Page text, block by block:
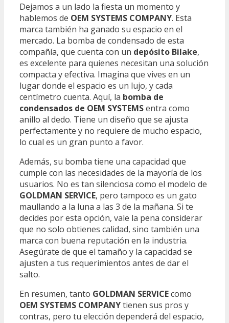
Dejamos a un lado la fiesta un momento y
hablemos de OEM SYSTEMS COMPANY. Esta
marca también ha ganado su espacio en el
mercado. La bomba de condensado de esta
compañía, que cuenta con un depósito Bilake,
es excelente para quienes necesitan una solución
compacta y efectiva. Imagina que vives en un
lugar donde el espacio es un lujo, y cada
centímetro cuenta. Aquí, la bomba de
condensados de OEM SYSTEMSentra como
anillo al dedo. Tiene un diseño que se ajusta
perfectamente y no requiere de mucho espacio,
lo cual es un gran punto a favor.
Además, su bomba tiene una capacidad que
cumple con las necesidades de la mayoría de los
usuarios. No es tan silenciosa como el modelo de
GOLDMAN SERVICE, pero tampoco es un gato
maullando a la luna a las 3 de la mañana. Si te
decides por esta opción, vale la pena considerar
que no solo obtienes calidad, sino también una
marca con buena reputación en la industria.
Asegúrate de que el tamaño y la capacidad se
ajusten a tus requerimientos antes de dar el
salto.
En resumen, tanto GOLDMAN SERVICEcomo
OEM SYSTEMS COMPANYtienen sus pros y
contras, pero tu elección dependerá del espacio,